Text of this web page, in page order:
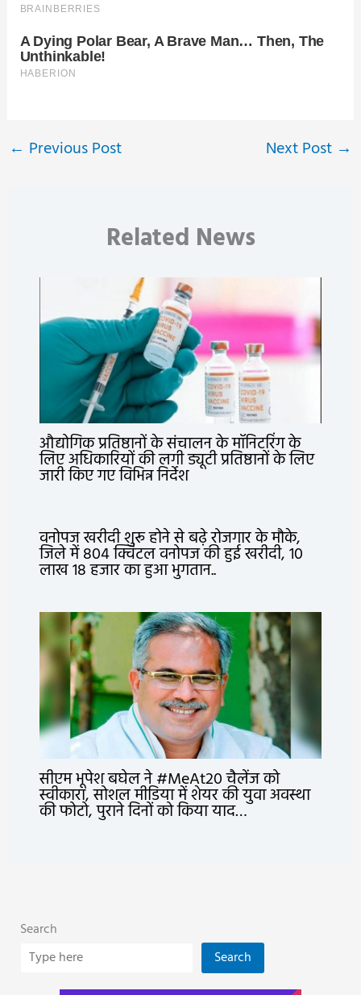
← Previous Post Next Post →
Related News
औद्योगिक प्रतिष्ठानों के संचालन के मॉनिटरिंग के
लिए अधिकारियों की लगी ड्यूटी प्रतिष्ठानों के लिए
जारी किए गए विभिन्न निर्देश
वनोपज खरीदी शुरू होने से बढ़े रोजगार के मौके,
जिले में 804 क्विंटल वनोपज की हुई खरीदी, 10
लाख 18 हजार का हुआ भुगतान..
सीएम भूपेश बघेल ने #MeAt20 चैलेंज को
स्वीकारा, सोशल मीडिया में शेयर की युवा अवस्था
की फोटो, पुराने दिनों को किया याद…
Search
Search